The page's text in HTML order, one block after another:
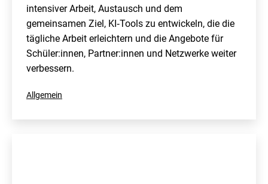
intensiver Arbeit, Austausch und dem
gemeinsamen Ziel, KI‑Tools zu entwickeln, die die
tägliche Arbeit erleichtern und die Angebote für
Schüler:innen, Partner:innen und Netzwerke weiter
verbessern.
Kategorisiert
Allgemein